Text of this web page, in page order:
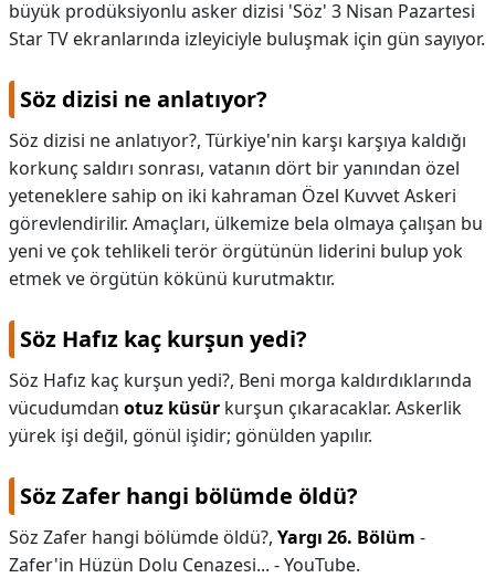
büyük prodüksiyonlu asker dizisi 'Söz' 3 Nisan Pazartesi
Star TV ekranlarında izleyiciyle buluşmak için gün sayıyor.
Söz dizisi ne anlatıyor?
Söz dizisi ne anlatıyor?, Türkiye'nin karşı karşıya kaldığı
korkunç saldırı sonrası, vatanın dört bir yanından özel
yeteneklere sahip on iki kahraman Özel Kuvvet Askeri
görevlendirilir. Amaçları, ülkemize bela olmaya çalışan bu
yeni ve çok tehlikeli terör örgütünün liderini bulup yok
etmek ve örgütün kökünü kurutmaktır.
Söz Hafız kaç kurşun yedi?
Söz Hafız kaç kurşun yedi?, Beni morga kaldırdıklarında
vücudumdan otuz küsür kurşun çıkaracaklar. Askerlik
yürek işi değil, gönül işidir; gönülden yapılır.
Söz Zafer hangi bölümde öldü?
Söz Zafer hangi bölümde öldü?, Yargı 26. Bölüm -
Zafer'in Hüzün Dolu Cenazesi... - YouTube.